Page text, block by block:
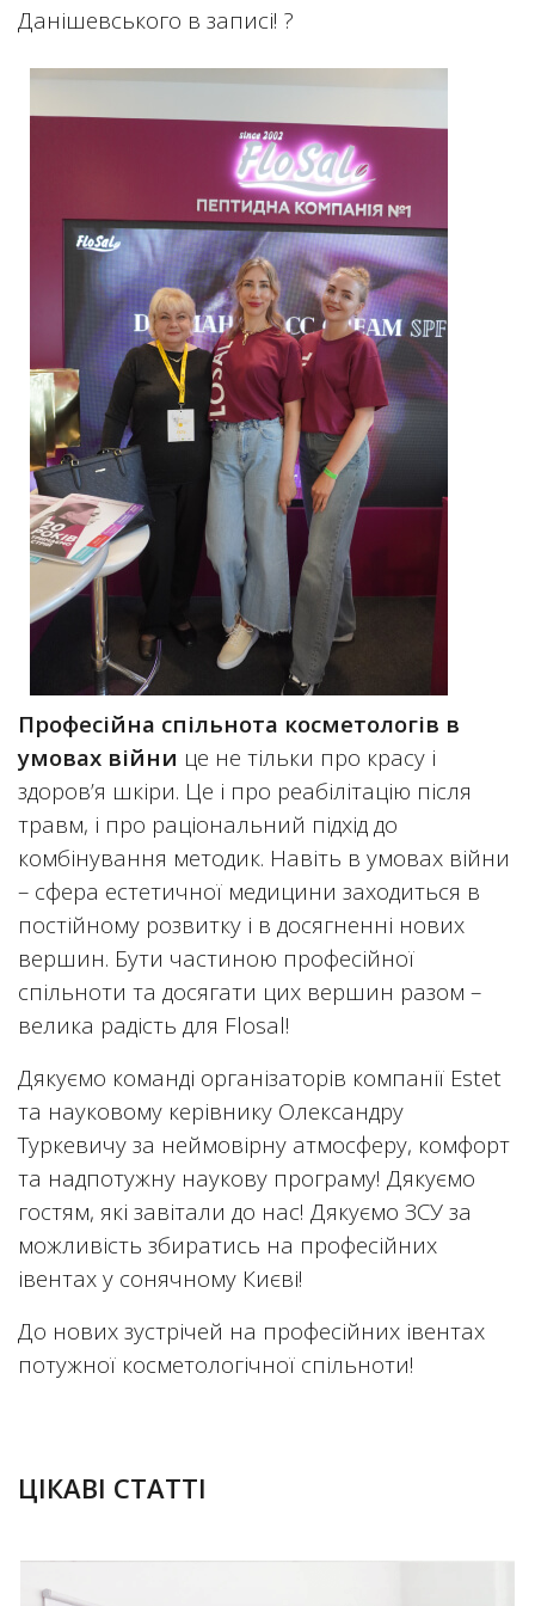
Данішевського в записі! ?
Професійна спільнота косметологів в
умовах війни це не тільки про красу і
здоров’я шкіри. Це і про реабілітацію після
травм, і про раціональний підхід до
комбінування методик. Навіть в умовах війни
– сфера естетичної медицини заходиться в
постійному розвитку і в досягненні нових
вершин. Бути частиною професійної
спільноти та досягати цих вершин разом –
велика радість для Flosal!
Дякуємо команді організаторів компанії Estet
та науковому керівнику Олександру
Туркевичу за неймовірну атмосферу, комфорт
та надпотужну наукову програму! Дякуємо
гостям, які завітали до нас! Дякуємо ЗСУ за
можливість збиратись на професійних
івентах у сонячному Києві!
До нових зустрічей на професійних івентах
потужної косметологічної спільноти!
ЦІКАВІ СТАТТІ